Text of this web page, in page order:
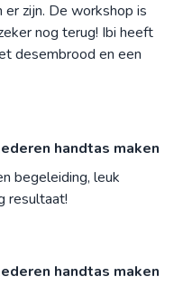
zijn. De workshop is
nog terug! Ibi heeft
desembrood en een
handtas maken
begeleiding, leuk
resultaat!
handtas maken